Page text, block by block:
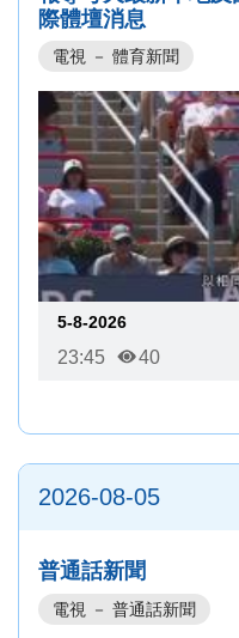
際體壇消息
電視 － 體育新聞
5-8-2026
23:45 40
2026-08-05
普通話新聞
電視 － 普通話新聞